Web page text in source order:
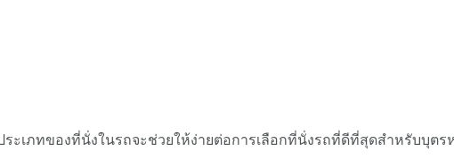
ระเภทของที่นั่งในรถจะช่วยให้ง่ายต่อการเลือกที่นั่งรถที่ดีที่สุดสำหรับบุต